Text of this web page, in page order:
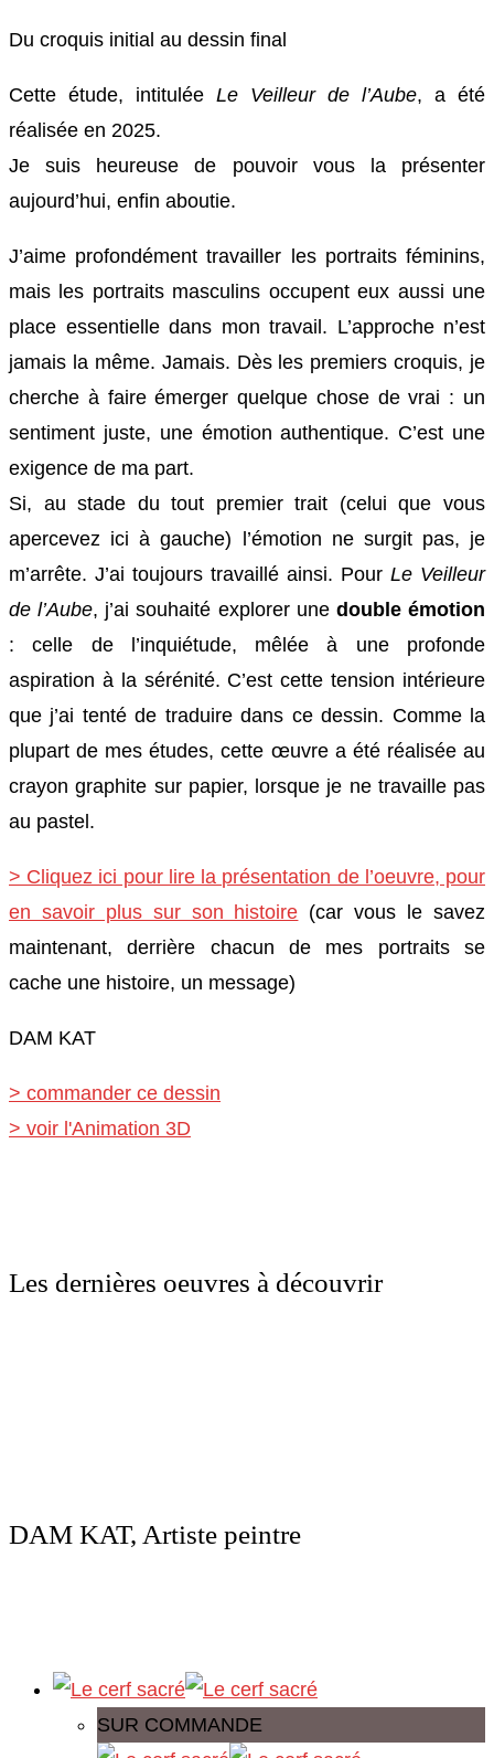
Du croquis initial au dessin final
Cette étude, intitulée Le Veilleur de l’Aube, a été
réalisée en 2025.
Je suis heureuse de pouvoir vous la présenter
aujourd’hui, enfin aboutie.
J’aime profondément travailler les portraits féminins,
mais les portraits masculins occupent eux aussi une
place essentielle dans mon travail. L’approche n’est
jamais la même. Jamais. Dès les premiers croquis, je
cherche à faire émerger quelque chose de vrai : un
sentiment juste, une émotion authentique. C’est une
exigence de ma part.
Si, au stade du tout premier trait (celui que vous
apercevez ici à gauche) l’émotion ne surgit pas, je
m’arrête. J’ai toujours travaillé ainsi. Pour Le Veilleur
de l’Aube, j’ai souhaité explorer une double émotion
: celle de l’inquiétude, mêlée à une profonde
aspiration à la sérénité. C’est cette tension intérieure
que j’ai tenté de traduire dans ce dessin. Comme la
plupart de mes études, cette œuvre a été réalisée au
crayon graphite sur papier, lorsque je ne travaille pas
au pastel.
> Cliquez ici pour lire la présentation de l’oeuvre, pour
en savoir plus sur son histoire (car vous le savez
maintenant, derrière chacun de mes portraits se
cache une histoire, un message)
DAM KAT
> commander ce dessin
> voir l'Animation 3D
Les dernières oeuvres à découvrir
DAM KAT, Artiste peintre
SUR COMMANDE